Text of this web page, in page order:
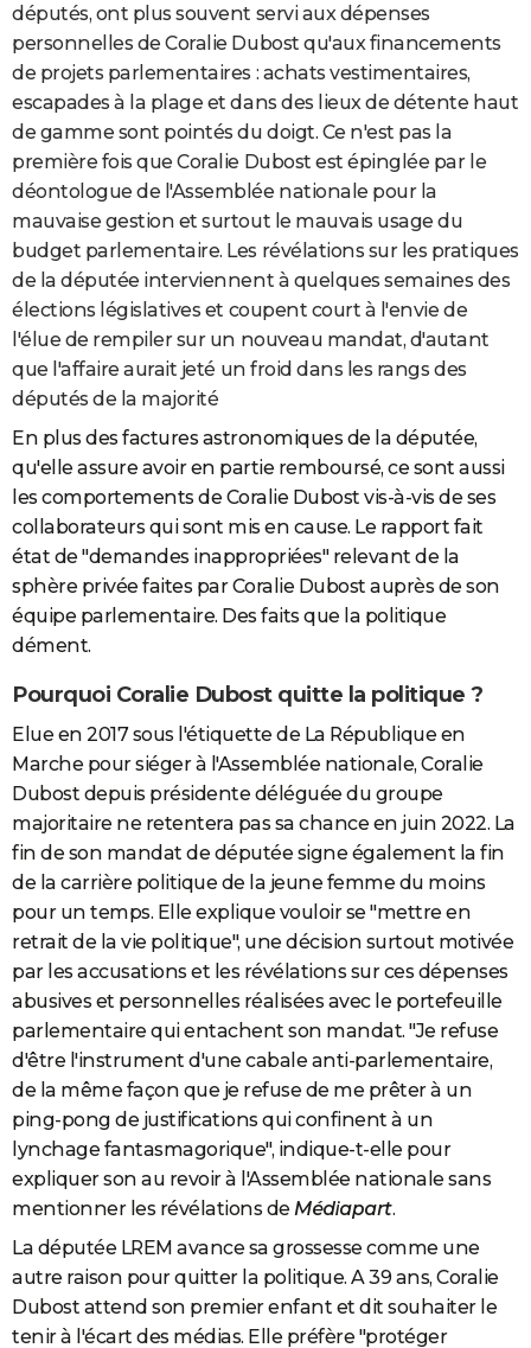
députés, ont plus souvent servi aux dépenses
personnelles de Coralie Dubost qu'aux financements
de projets parlementaires : achats vestimentaires,
escapades à la plage et dans des lieux de détente haut
de gamme sont pointés du doigt. Ce n'est pas la
première fois que Coralie Dubost est épinglée par le
déontologue de l'Assemblée nationale pour la
mauvaise gestion et surtout le mauvais usage du
budget parlementaire. Les révélations sur les pratiques
de la députée interviennent à quelques semaines des
élections législatives et coupent court à l'envie de
l'élue de rempiler sur un nouveau mandat, d'autant
que l'affaire aurait jeté un froid dans les rangs des
députés de la majorité
En plus des factures astronomiques de la députée,
qu'elle assure avoir en partie remboursé, ce sont aussi
les comportements de Coralie Dubost vis-à-vis de ses
collaborateurs qui sont mis en cause. Le rapport fait
état de "demandes inappropriées" relevant de la
sphère privée faites par Coralie Dubost auprès de son
équipe parlementaire. Des faits que la politique
dément.
Pourquoi Coralie Dubost quitte la politique ?
Elue en 2017 sous l'étiquette de La République en
Marche pour siéger à l'Assemblée nationale, Coralie
Dubost depuis présidente déléguée du groupe
majoritaire ne retentera pas sa chance en juin 2022. La
fin de son mandat de députée signe également la fin
de la carrière politique de la jeune femme du moins
pour un temps. Elle explique vouloir se "mettre en
retrait de la vie politique", une décision surtout motivée
par les accusations et les révélations sur ces dépenses
abusives et personnelles réalisées avec le portefeuille
parlementaire qui entachent son mandat. "Je refuse
d'être l'instrument d'une cabale anti-parlementaire,
de la même façon que je refuse de me prêter à un
ping-pong de justifications qui confinent à un
lynchage fantasmagorique", indique-t-elle pour
expliquer son au revoir à l'Assemblée nationale sans
mentionner les révélations de Médiapart.
La députée LREM avance sa grossesse comme une
autre raison pour quitter la politique. A 39 ans, Coralie
Dubost attend son premier enfant et dit souhaiter le
tenir à l'écart des médias. Elle préfère "protéger